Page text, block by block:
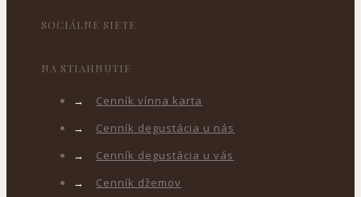
SOCIÁLNE SIETE
NA STIAHNUTIE
→
Cenník vínna karta
→
Cenník degustácia u nás
→
Cenník degustácia u vás
→
Cenník džemov